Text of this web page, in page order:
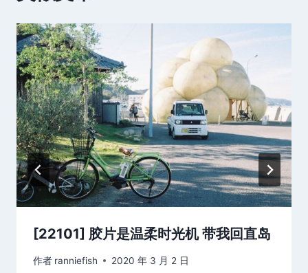
[22101] 胶片是温柔时光机 带我回直岛
作者 ranniefish 2020 年 3 月 2 日